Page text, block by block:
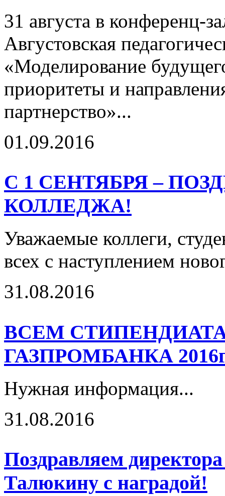
31 августа в конференц-
Августовская
«Моделирование
приоритеты и
партнерство»...
01.09.2016
С 1 СЕНТЯБРЯ –
КОЛЛЕДЖА!
Уважаемые коллеги,
всех с наступлением
31.08.2016
ВСЕМ
ГАЗПРОМБАНКА
Нужная информация...
31.08.2016
Поздравляем
Талюкину с наградой!